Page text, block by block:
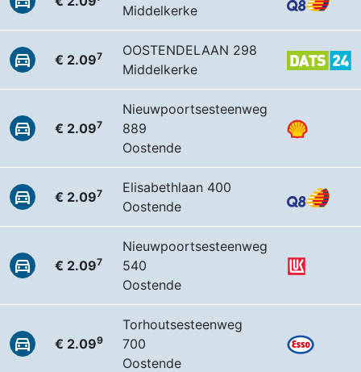
Middelkerke
€ 2.097
OOSTENDELAAN 298
Middelkerke
€ 2.097
Nieuwpoortsesteenweg
889
Oostende
€ 2.097
Elisabethlaan 400
Oostende
€ 2.097
Nieuwpoortsesteenweg
540
Oostende
€ 2.099
Torhoutsesteenweg
700
Oostende